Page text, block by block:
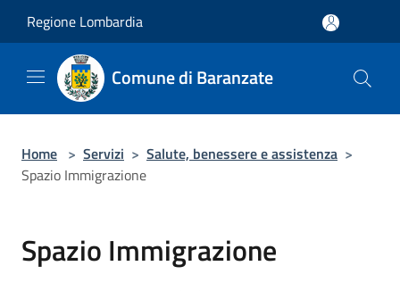
Regione Lombardia
Comune di Baranzate
Home > Servizi > Salute, benessere e assistenza >
Spazio Immigrazione
Spazio Immigrazione